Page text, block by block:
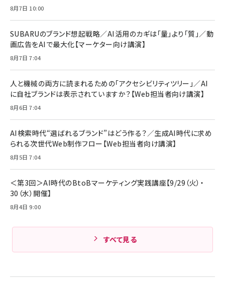
8月7日 10:00
SUBARUのブランド想起戦略／AI活用のカギは「量」より「質」／動
画広告をAIで最大化【マーケター向け講演】
8月7日 7:04
人と機械の両方に読まれるための「アクセシビリティツリー」／AI
に自社ブランドは表示されていますか？【Web担当者向け講演】
8月6日 7:04
AI検索時代“選ばれるブランド”はどう作る？／生成AI時代に求め
られる次世代Web制作フロー【Web担当者向け講演】
8月5日 7:04
＜第3回＞AI時代のBtoBマーケティング実践講座【9/29（火）・
30（水）開催】
8月4日 9:00
すべて見る